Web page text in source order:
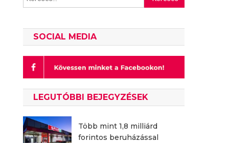
SOCIAL MEDIA
LEGUTÓBBI BEJEGYZÉSEK
Több mint 1,8 milliárd
forintos beruházással